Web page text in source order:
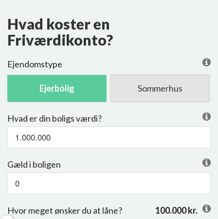
Hvad koster en
Friværdikonto?
Ejendomstype
Ejerbolig Sommerhus
Hvad er din boligs værdi?
Gæld i boligen
Hvor meget ønsker du at låne? 100.000kr.